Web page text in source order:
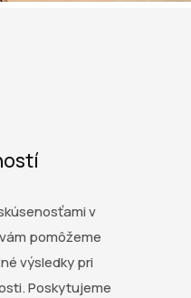
v
pomôžeme
výsledky pri
Poskytujeme